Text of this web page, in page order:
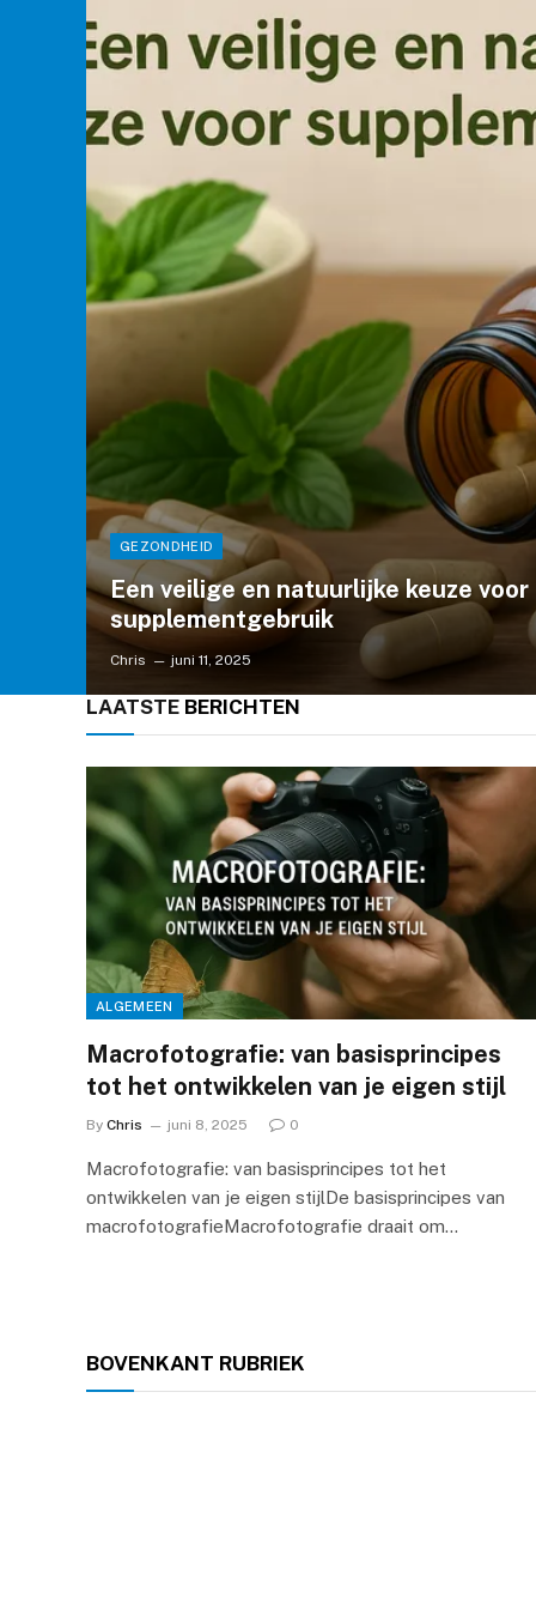
GEZONDHEID
Een veilige en natuurlijke keuze voor
supplementgebruik
Chris juni 11, 2025
LAATSTE BERICHTEN
ALGEMEEN
Macrofotografie: van basisprincipes
tot het ontwikkelen van je eigen stijl
By Chris juni 8, 2025 0
Macrofotografie: van basisprincipes tot het
ontwikkelen van je eigen stijlDe basisprincipes van
macrofotografieMacrofotografie draait om…
BOVENKANT RUBRIEK